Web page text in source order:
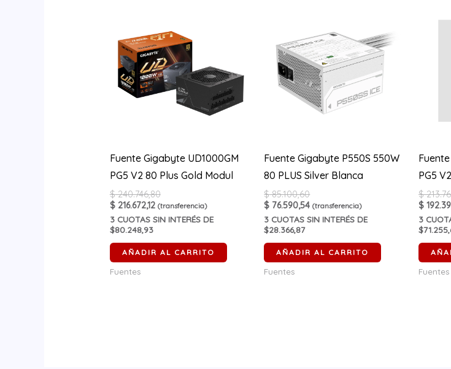
Fuente Gigabyte UD1000GM
PG5 V2 80 Plus Gold Modul
$240.746,80
$216.672,12 (transferencia)
3CUOTAS SIN INTERÉS DE
$80.248,93
AÑADIR AL CARRITO
Fuentes
Fuente Gigabyte P550S 550W
80 PLUS Silver Blanca
$85.100,60
$ 76.590,54 (transferencia)
3 CUOTAS SIN INTERÉS DE
$28.366,87
AÑADIR AL CARRITO
Fuentes
PG5
$
$
3
Fuentes